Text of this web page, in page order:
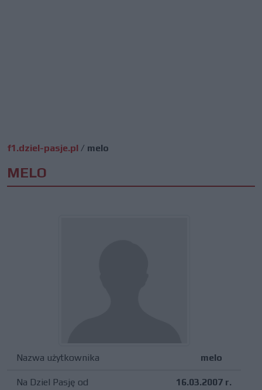
f1.dziel-pasje.pl / melo
MELO
Nazwa użytkownika melo
Na Dziel Pasję od 16.03.2007 r.